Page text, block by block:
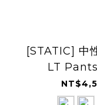
[STATIC] 中
LT